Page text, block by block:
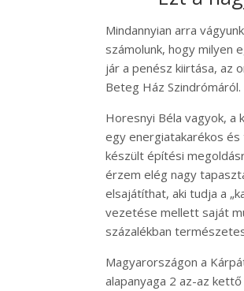
Mindannyian arra
számolunk, hogy milyen
jár a penész kiirtása, az
Beteg Ház Szindrómáról.
Horesnyi Béla vagyok,
egy energiatakarékos
készült építési
érzem elég nagy
elsajátíthat, aki tudja a
vezetése mellett saját
százalékban
Magyarországon a
alapanyaga 2 az-az